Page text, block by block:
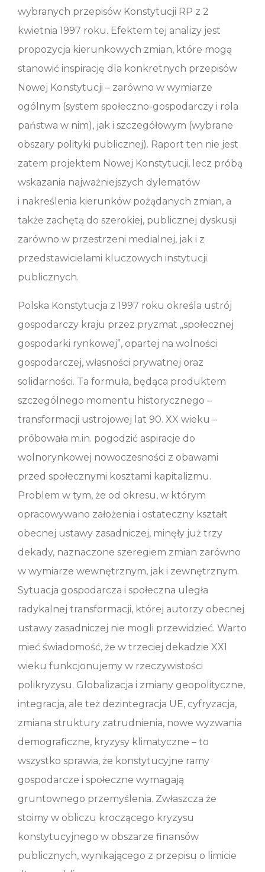
wybranych przepisów Konstytucji RP z 2
kwietnia 1997 roku. Efektem tej analizy jest
propozycja kierunkowych zmian, które mogą
stanowić inspirację dla konkretnych przepisów
Nowej Konstytucji – zarówno w wymiarze
ogólnym (system społeczno-gospodarczy i rola
państwa w nim), jak i szczegółowym (wybrane
obszary polityki publicznej). Raport ten nie jest
zatem projektem Nowej Konstytucji, lecz próbą
wskazania najważniejszych dylematów
i nakreślenia kierunków pożądanych zmian, a
także zachętą do szerokiej, publicznej dyskusji
zarówno w przestrzeni medialnej, jak i z
przedstawicielami kluczowych instytucji
publicznych.
Polska Konstytucja z 1997 roku określa ustrój
gospodarczy kraju przez pryzmat „społecznej
gospodarki rynkowej”, opartej na wolności
gospodarczej, własności prywatnej oraz
solidarności. Ta formuła, będąca produktem
szczególnego momentu historycznego –
transformacji ustrojowej lat 90. XX wieku –
próbowała m.in. pogodzić aspiracje do
wolnorynkowej nowoczesności z obawami
przed społecznymi kosztami kapitalizmu.
Problem w tym, że od okresu, w którym
opracowywano założenia i ostateczny kształt
obecnej ustawy zasadniczej, minęły już trzy
dekady, naznaczone szeregiem zmian zarówno
w wymiarze wewnętrznym, jak i zewnętrznym.
Sytuacja gospodarcza i społeczna uległa
radykalnej transformacji, której autorzy obecnej
ustawy zasadniczej nie mogli przewidzieć. Warto
mieć świadomość, że w trzeciej dekadzie XXI
wieku funkcjonujemy w rzeczywistości
polikryzysu. Globalizacja i zmiany geopolityczne,
integracja, ale też dezintegracja UE, cyfryzacja,
zmiana struktury zatrudnienia, nowe wyzwania
demograficzne, kryzysy klimatyczne – to
wszystko sprawia, że konstytucyjne ramy
gospodarcze i społeczne wymagają
gruntownego przemyślenia. Zwłaszcza że
stoimy w obliczu kroczącego kryzysu
konstytucyjnego w obszarze finansów
publicznych, wynikającego z przepisu o limicie